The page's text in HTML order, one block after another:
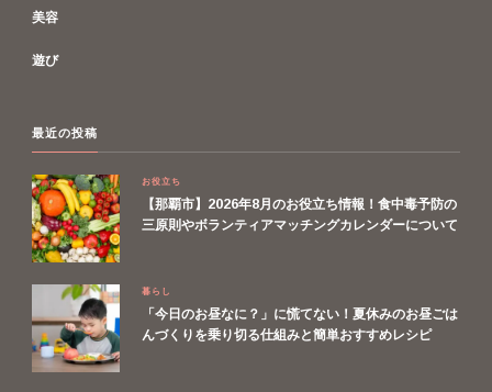
美容
遊び
最近の投稿
お役立ち
【那覇市】2026年8月のお役立ち情報！食中毒予防の
三原則やボランティアマッチングカレンダーについて
暮らし
「今日のお昼なに？」に慌てない！夏休みのお昼ごは
んづくりを乗り切る仕組みと簡単おすすめレシピ